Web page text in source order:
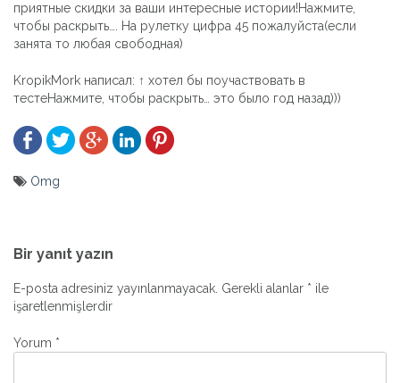
приятные скидки за ваши интересные истории!Нажмите,
чтобы раскрыть…. На рулетку цифра 45 пожалуйста(если
занята то любая свободная)
KropikMork написал: ↑ хотел бы поучаствовать в
тестеНажмите, чтобы раскрыть… это было год назад)))
Omg
gezinmesi
Bir yanıt yazın
E-posta adresiniz yayınlanmayacak. Gerekli alanlar * ile
işaretlenmişlerdir
Yorum *